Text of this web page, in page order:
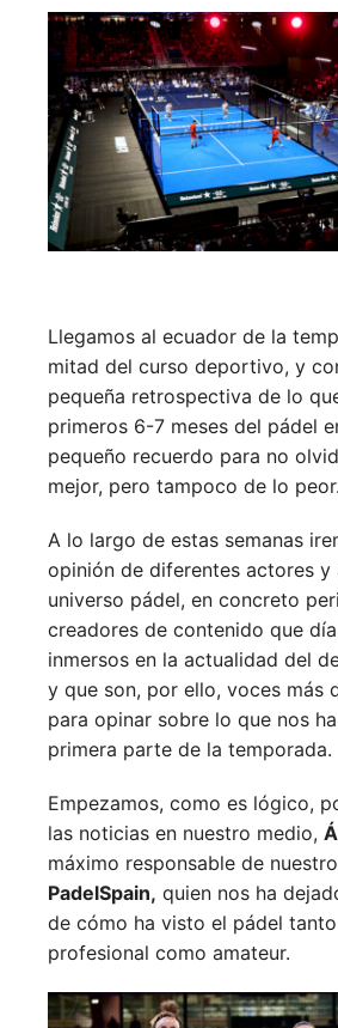
Llegamos al ecuador de la
mitad del curso deportivo, y
pequeña retrospectiva de lo
primeros 6-7 meses del pádel
pequeño recuerdo para no
mejor, pero tampoco de lo peor.
A lo largo de estas semanas
opinión de diferentes actores y
universo pádel, en concreto
creadores de contenido que
inmersos en la actualidad del
y que son, por ello, voces más
para opinar sobre lo que nos
primera parte de la temporada.
Empezamos, como es lógico,
las noticias en nuestro medio,
máximo responsable de
PadelSpain, quien nos ha
de cómo ha visto el pádel
profesional como amateur.